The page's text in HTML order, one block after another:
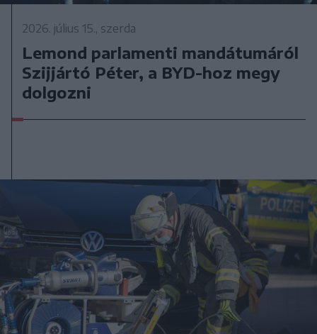
2026. július 15., szerda
Lemond parlamenti mandátumáról
Szijjártó Péter, a BYD-hoz megy
dolgozni